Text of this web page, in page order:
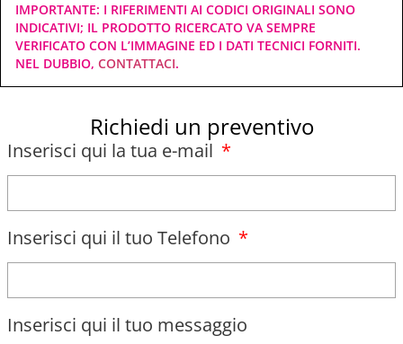
IMPORTANTE: I RIFERIMENTI AI CODICI ORIGINALI SONO
INDICATIVI; IL PRODOTTO RICERCATO VA SEMPRE
VERIFICATO CON L’IMMAGINE ED I DATI TECNICI FORNITI.
NEL DUBBIO, CONTATTACI.
Richiedi un preventivo
Inserisci qui la tua e-mail
Inserisci qui il tuo Telefono
Inserisci qui il tuo messaggio